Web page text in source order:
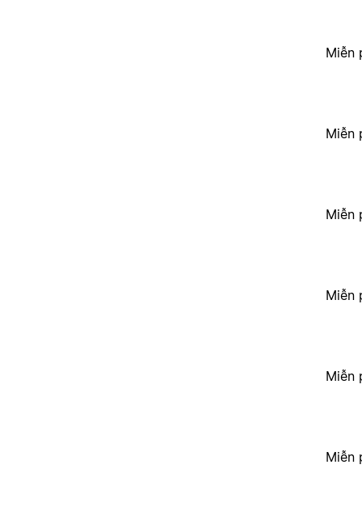
Miễn
Miễn
Miễn
Miễn
Miễn
Miễn